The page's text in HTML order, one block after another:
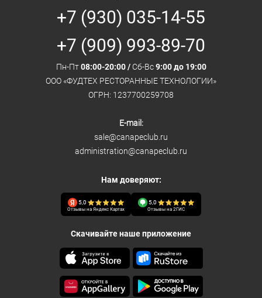
+7 (930) 035-14-55
+7 (909) 993-89-70
Пн-Пт 08:00-20:00 / Сб-Вс 9:00 до 19:00
ООО «ФУДТЕХ РЕСТОРАННЫЕ ТЕХНОЛОГИИ»
ОГРН: 1237700259708
E-mail:
sale@canapeclub.ru
administration@canapeclub.ru
Нам доверяют:
5,0
Отзывы на Яндекс Картах
5,0
Отзывы на 2ГИС
Скачивайте наше приложение